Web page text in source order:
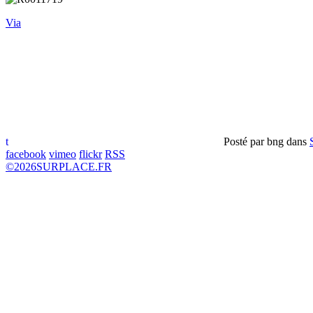
Via
t Posté parbng dans
facebook vimeo flickr RSS
©2026SURPLACE.FR